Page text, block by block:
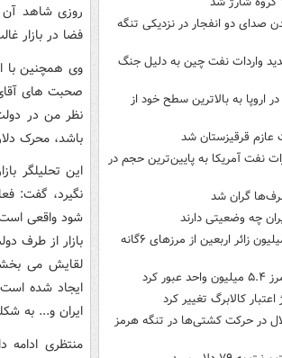
صدای دو انفجار در نزدیکی تنگه
واردات نفت چین به دلیل جنگ
اروپا به بالاترین سطح خود از
عازم قرقیزستان شد
نفت آمریکا به پایین‌ترین حجم در
گران شد
چه وضعیتی دارند
تردد ۵.۶میلیون زائر اربعین از مرزهای ۶گانه
کرد
کالابرگ تغییر کرد
در حرکت کشتی‌ها در تنگه هرمز
روزی شاهد آن
فضا در بازار
وی همچنین با
صحبت های
نظر من در
باشد، محرک
این تحلیلگر
نگیرد، گفت:
شود واقعی
بازار از طرف
لقایش می
ایجاد شده
ایران و... به
منتظری ادامه